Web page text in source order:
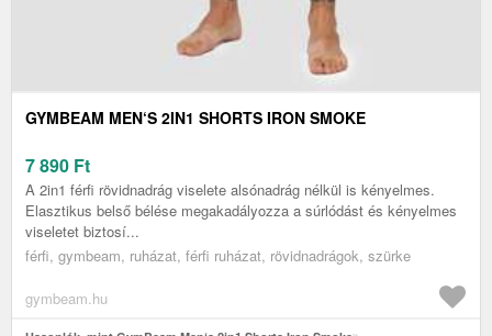
GYMBEAM MEN‘S 2IN1 SHORTS IRON SMOKE
7 890 Ft
A 2in1 férfi rövidnadrág viselete alsónadrág nélkül is kényelmes.
Elasztikus belső bélése megakadályozza a súrlódást és kényelmes
viseletet biztosí...
férfi, gymbeam, ruházat, férfi ruházat, rövidnadrágok, szürke
gymbeam.hu